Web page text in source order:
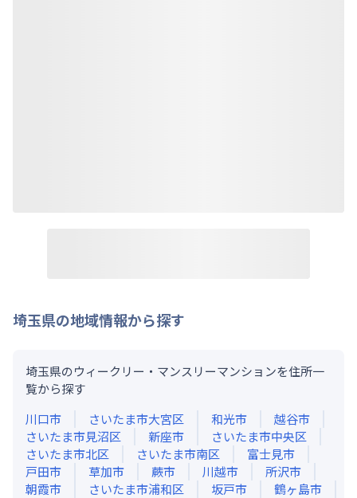
埼玉県の地域情報から探す
埼玉県のウィークリー・マンスリーマンションを住所一
覧から探す
川口市
さいたま市大宮区 和光市
越谷市
さいたま市見沼区
新座市
さいたま市中央区
さいたま市北区
さいたま市南区
富士見市
戸田市
草加市 蕨市 川越市
所沢市
朝霞市
さいたま市浦和区 坂戸市 鶴ヶ島市